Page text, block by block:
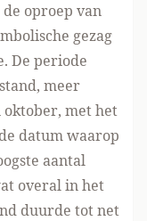
oproep van
gezag
De periode
meer
met het
datum waarop
aantal
overal in het
duurde tot net